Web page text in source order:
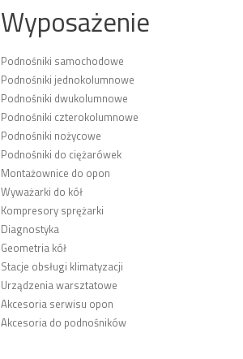
Wyposażenie
Podnośniki samochodowe
Podnośniki jednokolumnowe
Podnośniki dwukolumnowe
Podnośniki czterokolumnowe
Podnośniki nożycowe
Podnośniki do ciężarówek
Montażownice do opon
Wyważarki do kół
Kompresory sprężarki
Diagnostyka
Geometria kół
Stacje obsługi klimatyzacji
Urządzenia warsztatowe
Akcesoria serwisu opon
Akcesoria do podnośników